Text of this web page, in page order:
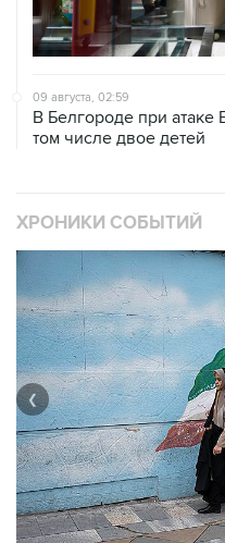
09 августа, 02:59
В Белгороде при атаке
том числе двое детей
ХРОНИКИ СОБЫТИЙ
❮